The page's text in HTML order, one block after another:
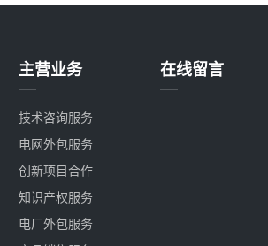
主营业务
技术咨询服务
电网外包服务
创新项目合作
知识产权服务
电厂外包服务
在线留言